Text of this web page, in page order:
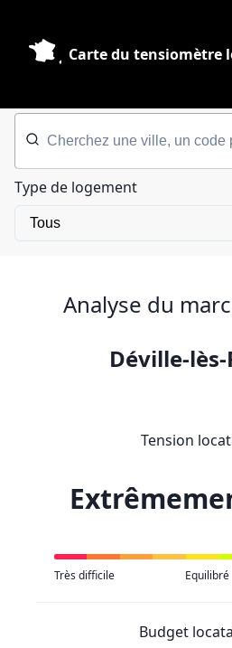
Carte du tensiomètre
Type de logement
Analyse du
Déville-
Tension
Très difficile Equilibré
Budget